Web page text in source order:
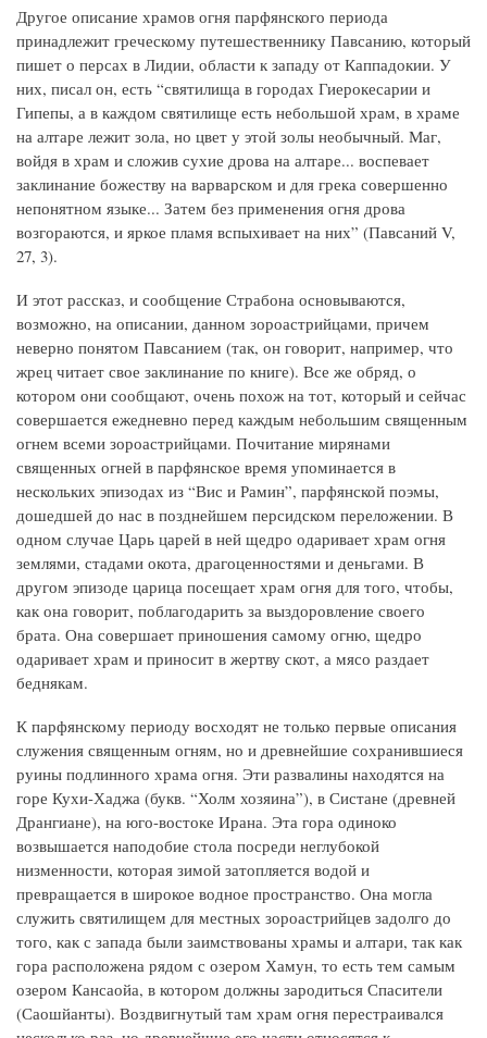
Другое описание храмов огня парфянского периода
принадлежит греческому путешественнику Павсанию, который
пишет о персах в Лидии, области к западу от Каппадокии. У
них, писал он, есть “святилища в городах Гиерокесарии и
Гипепы, а в каждом святилище есть небольшой храм, в храме
на алтаре лежит зола, но цвет у этой золы необычный. Маг,
войдя в храм и сложив сухие дрова на алтаре... воспевает
заклинание божеству на варварском и для грека совершенно
непонятном языке... Затем без применения огня дрова
возгораются, и яркое пламя вспыхивает на них” (Павсаний V,
27, 3).
И этот рассказ, и сообщение Страбона основываются,
возможно, на описании, данном зороастрийцами, причем
неверно понятом Павсанием (так, он говорит, например, что
жрец читает свое заклинание по книге). Все же обряд, о
котором они сообщают, очень похож на тот, который и сейчас
совершается ежедневно перед каждым небольшим священным
огнем всеми зороастрийцами. Почитание мирянами
священных огней в парфянское время упоминается в
нескольких эпизодах из “Вис и Рамин”, парфянской поэмы,
дошедшей до нас в позднейшем персидском переложении. В
одном случае Царь царей в ней щедро одаривает храм огня
землями, стадами окота, драгоценностями и деньгами. В
другом эпизоде царица посещает храм огня для того, чтобы,
как она говорит, поблагодарить за выздоровление своего
брата. Она совершает приношения самому огню, щедро
одаривает храм и приносит в жертву скот, а мясо раздает
беднякам.
К парфянскому периоду восходят не только первые описания
служения священным огням, но и древнейшие сохранившиеся
руины подлинного храма огня. Эти развалины находятся на
горе Кухи-Хаджа (букв. “Холм хозяина”), в Систане (древней
Дрангиане), на юго-востоке Ирана. Эта гора одиноко
возвышается наподобие стола посреди неглубокой
низменности, которая зимой затопляется водой и
превращается в широкое водное пространство. Она могла
служить святилищем для местных зороастрийцев задолго до
того, как с запада были заимствованы храмы и алтари, так как
гора расположена рядом с озером Хамун, то есть тем самым
озером Кансаойа, в котором должны зародиться Спасители
(Саошйанты). Воздвигнутый там храм огня перестраивался